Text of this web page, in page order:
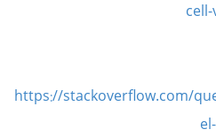
https://stackoverflow.com/